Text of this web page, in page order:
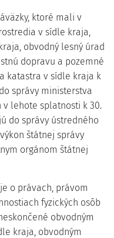
ktoré mali v
v sídle kraja,
obvodný lesný úrad
dopravu a pozemné
katastra v sídle kraja k
správy ministerstva
lehote splatnosti k 30.
do správy ústredného
štátnej správy
orgánom štátnej
o právach, právom
fyzických osôb
obvodným
kraja, obvodným